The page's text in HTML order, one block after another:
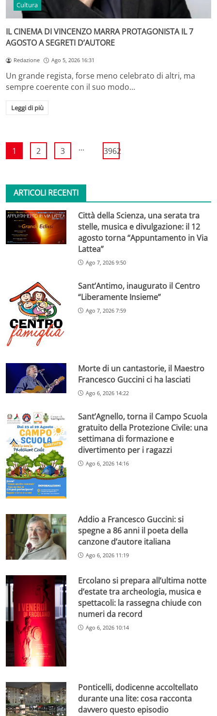
Cultura
IL CINEMA DI VINCENZO MARRA PROTAGONISTA IL 7
AGOSTO A SEGRETI D’AUTORE
Redazione Ago 5, 2026 16:31
Un grande regista, forse meno celebrato di altri, ma
sempre coerente con il suo modo…
Leggi di più
1 2 3 ... 3962
ARTICOLI RECENTI
Città della Scienza, una serata tra
stelle, musica e divulgazione: il 12
agosto torna “Appuntamento in Via
Lattea”
Ago 7, 2026 9:50
Sant’Antimo, inaugurato il Centro
“Liberamente Insieme”
Ago 7, 2026 7:59
Morte di un cantastorie, il Maestro
Francesco Guccini ci ha lasciati
Ago 6, 2026 14:22
Sant’Agnello, torna il Campo Scuola
gratuito della Protezione Civile: una
settimana di formazione e
divertimento per i ragazzi
Ago 6, 2026 14:16
Addio a Francesco Guccini: si
spegne a 86 anni il poeta della
canzone d’autore italiana
Ago 6, 2026 11:19
Ercolano si prepara all’ultima notte
d’estate tra archeologia, musica e
spettacoli: la rassegna chiude con
numeri da record
Ago 6, 2026 10:14
Ponticelli, dodicenne accoltellato
durante una lite: cosa racconta
davvero questo episodio